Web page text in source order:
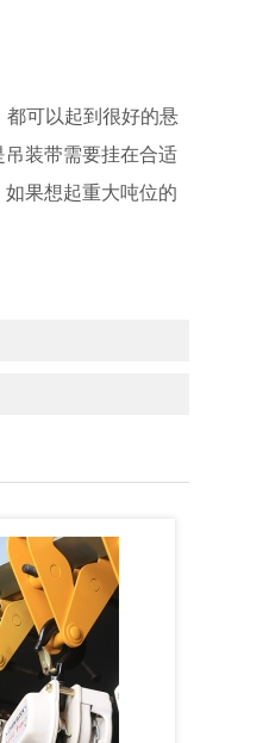
可以起到很好的悬
装带需要挂在合适
果想起重大吨位的